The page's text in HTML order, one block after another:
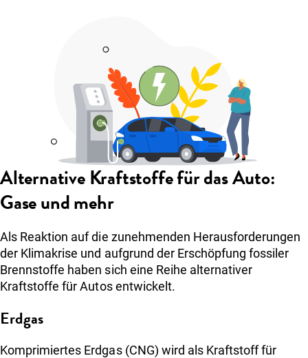
Alternative Kraftstoffe für das Auto:
Gase und mehr
Als Reaktion auf die zunehmenden Herausforderungen
der Klimakrise und aufgrund der Erschöpfung fossiler
Brennstoffe haben sich eine Reihe alternativer
Kraftstoffe für Autos entwickelt.
Erdgas
Komprimiertes Erdgas (CNG) wird als Kraftstoff für